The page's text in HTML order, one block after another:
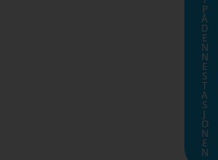
P
Å
D
E
N
N
E
S
T
A
S
J
O
N
E
N